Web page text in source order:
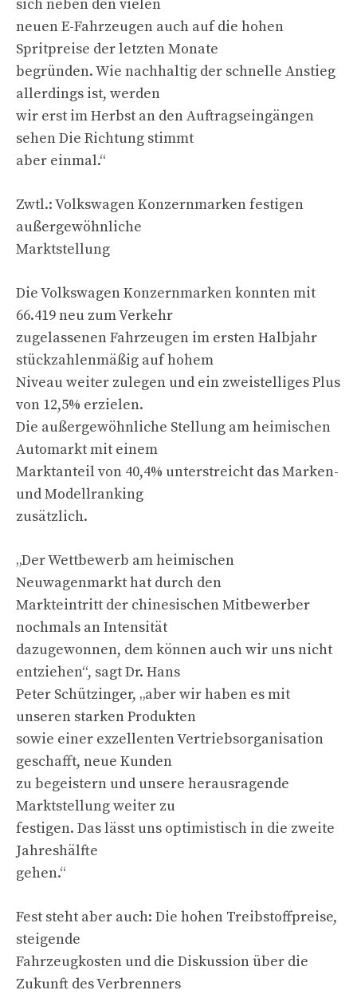
sich neben den vielen
neuen E-Fahrzeugen auch auf die hohen
Spritpreise der letzten Monate
begründen. Wie nachhaltig der schnelle Anstieg
allerdings ist, werden
wir erst im Herbst an den Auftragseingängen
sehen Die Richtung stimmt
aber einmal.“
Zwtl.: Volkswagen Konzernmarken festigen
außergewöhnliche
Marktstellung
Die Volkswagen Konzernmarken konnten mit
66.419 neu zum Verkehr
zugelassenen Fahrzeugen im ersten Halbjahr
stückzahlenmäßig auf hohem
Niveau weiter zulegen und ein zweistelliges Plus
von 12,5% erzielen.
Die außergewöhnliche Stellung am heimischen
Automarkt mit einem
Marktanteil von 40,4% unterstreicht das Marken-
und Modellranking
zusätzlich.
„Der Wettbewerb am heimischen
Neuwagenmarkt hat durch den
Markteintritt der chinesischen Mitbewerber
nochmals an Intensität
dazugewonnen, dem können auch wir uns nicht
entziehen“, sagt Dr. Hans
Peter Schützinger, „aber wir haben es mit
unseren starken Produkten
sowie einer exzellenten Vertriebsorganisation
geschafft, neue Kunden
zu begeistern und unsere herausragende
Marktstellung weiter zu
festigen. Das lässt uns optimistisch in die zweite
Jahreshälfte
gehen.“
Fest steht aber auch: Die hohen Treibstoffpreise,
steigende
Fahrzeugkosten und die Diskussion über die
Zukunft des Verbrenners